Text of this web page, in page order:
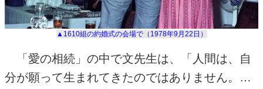
▲1610組の約婚式の会場で（ 1978年9 月 22 日）
「愛の相続」の中で文先生は、「人間は、自
分が願って生まれてきたのではありません。…